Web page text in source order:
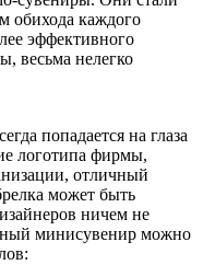
обихода каждого
эффективного
весьма нелегко
попадается на глаза
логотипа фирмы,
отличный
может быть
ничем не
минисувенир можно